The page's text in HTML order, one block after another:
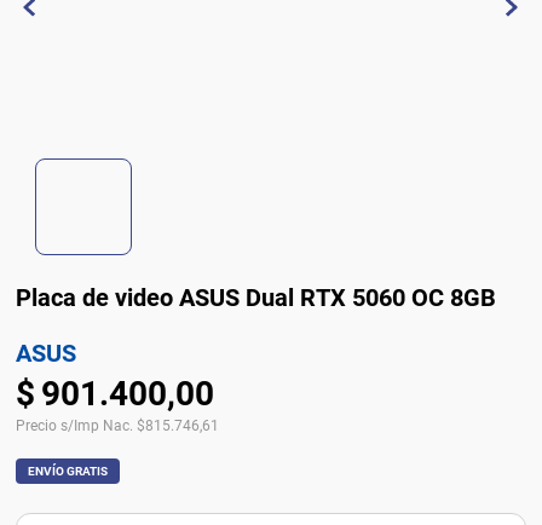
Placa de video ASUS Dual RTX 5060 OC 8GB
ASUS
$ 901.400,00
Precio s/Imp Nac. $815.746,61
ENVÍO GRATIS